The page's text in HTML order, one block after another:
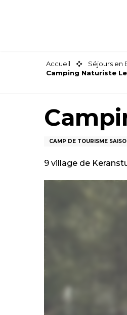
Accueil Séjours en
Camping Naturiste
CAMP DE TOURISME
9 village de